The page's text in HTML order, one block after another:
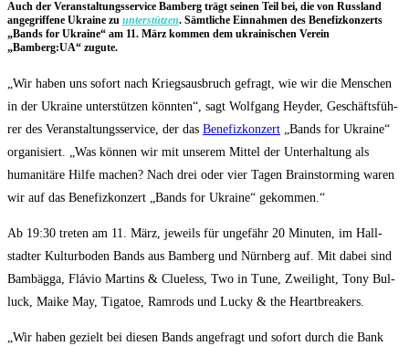
Auch der Ver­an­stal­tungs­ser­vice Bam­berg trägt sei­nen Teil bei, die von Russ­land
ange­grif­fe­ne Ukrai­ne zu unter­stüt­zen. Sämt­li­che Ein­nah­men des Bene­fiz­kon­zerts
„Bands for Ukrai­ne“ am 11. März kom­men dem ukrai­ni­schen Ver­ein
„Bamberg:UA“ zugute.
„Wir haben uns sofort nach Kriegs­aus­bruch gefragt, wie wir die Men­schen
in der Ukrai­ne unter­stüt­zen könn­ten“, sagt Wolf­gang Heyder, Geschäfts­füh­
rer des Ver­an­stal­tungs­ser­vice, der das Bene­fiz­kon­zert „Bands for Ukrai­ne“
orga­ni­siert. „Was kön­nen wir mit unse­rem Mit­tel der Unter­hal­tung als
huma­ni­tä­re Hil­fe machen? Nach drei oder vier Tagen Brain­stor­ming waren
wir auf das Bene­fiz­kon­zert „Bands for Ukrai­ne“ gekommen.“
Ab 19:30 tre­ten am 11. März, jeweils für unge­fähr 20 Minu­ten, im Hall­
stad­ter Kul­tur­bo­den Bands aus Bam­berg und Nürn­berg auf. Mit dabei sind
Bam­bäg­ga, Flá­vio Mar­tins & Clue­l­ess, Two in Tune, Zwei­light, Tony Bul­
luck, Mai­ke May, Tiga­toe, Ram­rods und Lucky & the Heartbreakers.
„Wir haben gezielt bei die­sen Bands ange­fragt und sofort durch die Bank